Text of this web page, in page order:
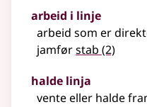
arbeid i linje
arbeid som er
jamførstab (2)
halde linja
venteeller halde